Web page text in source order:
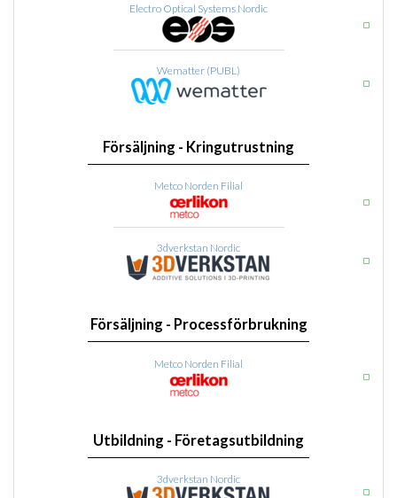
Electro Optical Systems Nordic
Wematter (PUBL)
Försäljning - Kringutrustning
Metco Norden Filial
3dverkstan Nordic
Försäljning - Processförbrukning
Metco Norden Filial
Utbildning - Företagsutbildning
3dverkstan Nordic